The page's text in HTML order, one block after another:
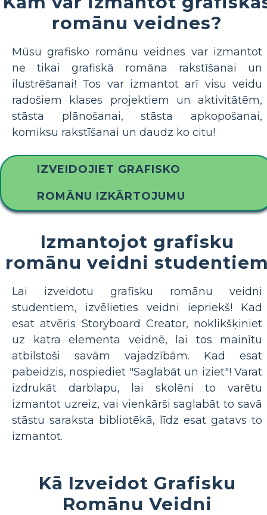
romānu veidnes?
Mūsu grafisko romānu veidnes var izmantot
ne tikai grafiskā romāna rakstīšanai un
ilustrēšanai! Tos var izmantot arī visu veidu
radošiem klases projektiem un aktivitātēm,
stāsta plānošanai, stāsta apkopošanai,
komiksu rakstīšanai un daudz ko citu!
IZVEIDOJIET GRAFISKO
ROMĀNU IZKĀRTOJUMU
Izmantojot grafisku
romānu veidni
Lai izveidotu grafisku romānu veidni
studentiem, izvēlieties veidni iepriekš! Kad
esat atvēris Storyboard Creator, noklikšķiniet
uz katra elementa veidnē, lai tos mainītu
atbilstoši savām vajadzībām. Kad esat
pabeidzis, nospiediet "Saglabāt un iziet"! Varat
izdrukāt darblapu, lai skolēni to varētu
izmantot uzreiz, vai vienkārši saglabāt to savā
stāstu saraksta bibliotēkā, līdz esat gatavs to
izmantot.
Kā Izveidot Grafisku
Romānu Veidni